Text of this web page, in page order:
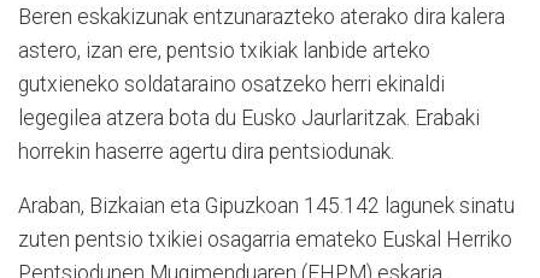
Beren eskakizunak entzunarazteko aterako dira kalera
astero, izan ere, pentsio txikiak lanbide arteko
gutxieneko soldataraino osatzeko herri ekinaldi
legegilea atzera bota du Eusko Jaurlaritzak. Erabaki
horrekin haserre agertu dira pentsiodunak.
Araban, Bizkaian eta Gipuzkoan 145.142 lagunek sinatu
zuten pentsio txikiei osagarria emateko Euskal Herriko